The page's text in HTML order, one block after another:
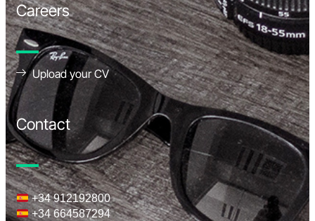
Careers
Upload your CV
Contact
+34 912192800
+34 664587294